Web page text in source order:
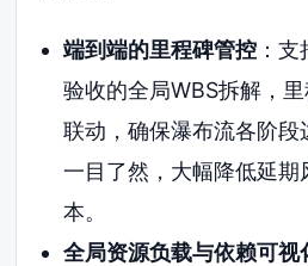
端到端的里程碑管控：支
验收的全局WBS拆解，
联动，确保瀑布流各阶段
一目了然，大幅降低延期
本。
全局资源负载与依赖可视